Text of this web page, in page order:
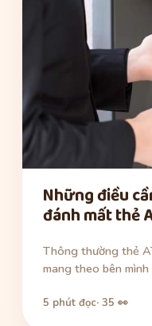
Những điều
đánh mất thẻ
Thông thường thẻ
mang theo bên
5 phút đọc· 35 👀